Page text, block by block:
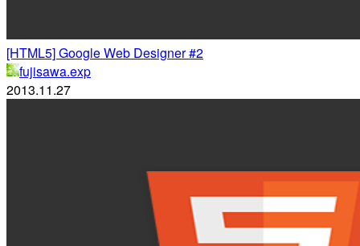
[HTML5] Google Web Designer #2
fujisawa.exp
2013.11.27